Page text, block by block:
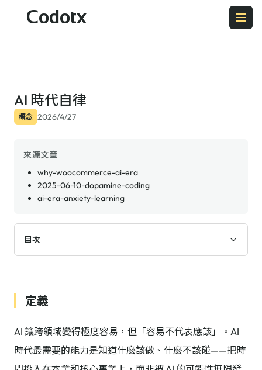
Codotx
AI 時代自律
概念 2026/4/27
來源文章
why-woocommerce-ai-era
2025-06-10-dopamine-coding
ai-era-anxiety-learning
目次
定義
AI 讓跨領域變得極度容易，但「容易不代表應該」。AI
時代最需要的能力是知道什麼該做、什麼不該碰——把時